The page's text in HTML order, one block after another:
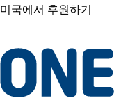
미국에서 후원하기